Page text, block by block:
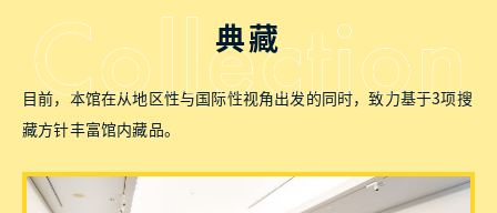
典藏
目前，本馆在从地区性与国际性视角出发的同时，致力基于3项搜
藏方针丰富馆内藏品。